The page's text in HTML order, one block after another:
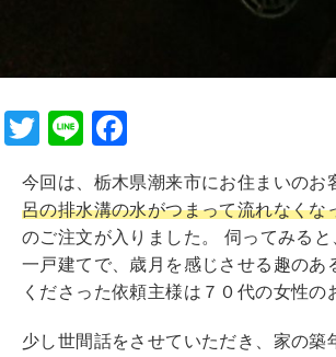
T
tt
er
Li
e c
e
b
o
o
今回は、栃木県潮来市にお住まいのお
呂の排水溝の水がつまって流れなくな
のご注文が入りました。 伺ってみる
一戸建てで、歳月を感じさせる趣のあ
くださった依頼主様は７０代の女性の
少し世間話をさせていただき、家の築